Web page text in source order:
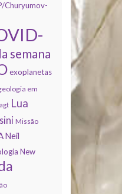
Churyumov-
semana
exoplanetas
em
Lua
Missão
Neil
New